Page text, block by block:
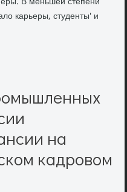
карьеры, студенты' и
на
кадровом